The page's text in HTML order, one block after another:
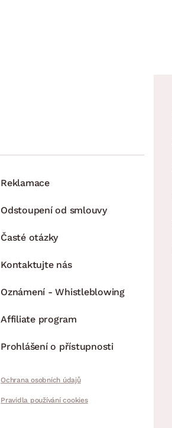
Reklamace
Odstoupení od smlouvy
Časté otázky
Kontaktujte nás
Oznámení - Whistleblowing
Affiliate program
Prohlášení o přístupnosti
Ochrana osobních údajů
Pravidla používání cookies